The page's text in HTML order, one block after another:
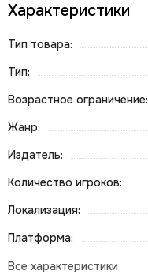
Характеристики
Тип товара:
Тип:
Возрастное ограничение:
Жанр:
Издатель:
Количество игроков:
Локализация:
Платформа: